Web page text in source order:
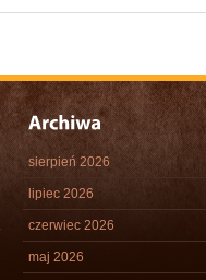
sierpień 2026
lipiec 2026
czerwiec 2026
maj 2026